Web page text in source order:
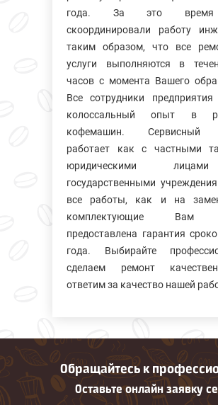
года. За это
скоординировали работу
таким образом, что все
услуги выполняются в
часов с момента Вашего
Все сотрудники
колосcальный опыт в
кофемашин. Сервисный
работает как с частными
юридическими
государственными
все работы, как и на
комплектующие Вам
предоставлена гарантия
года. Выбирайте
сделаем ремонт
ответим за качество нашей
Обращайтесь к
Оставьте онлайн заявку